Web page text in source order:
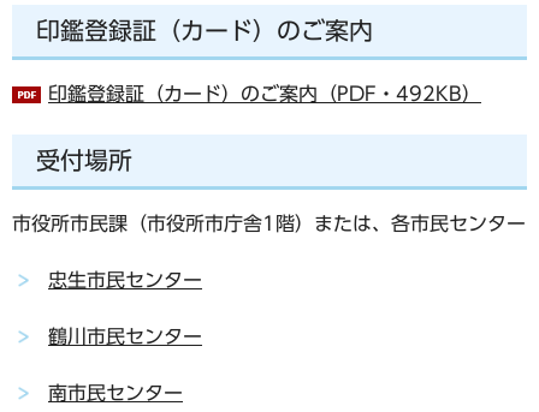
印鑑登録証（カード）のご案内
印鑑登録証（カード）のご案内（PDF・492KB）
受付場所
市役所市民課（市役所市庁舎1階）または、各市民センター
忠生市民センター
鶴川市民センター
南市民センター